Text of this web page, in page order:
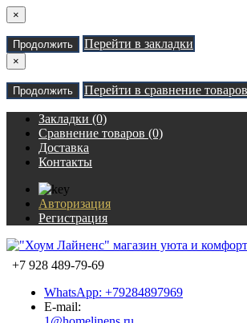
×
Продолжить Перейти в закладки
×
Продолжить Перейти в сравнение товаров
Закладки (0)
Сравнение товаров (0)
Доставка
Контакты
Авторизация
Регистрация
+7 928 489-79-69
WhatsApp: +79284897969
E-mail: